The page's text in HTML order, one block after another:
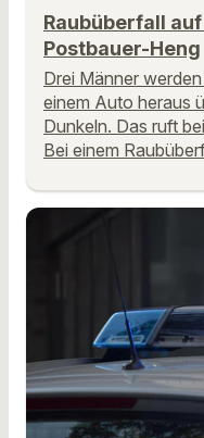
Raubüberfall
Postbauer-Heng
Drei Männer
einem Auto heraus
Dunkeln. Das ruft
Bei einem